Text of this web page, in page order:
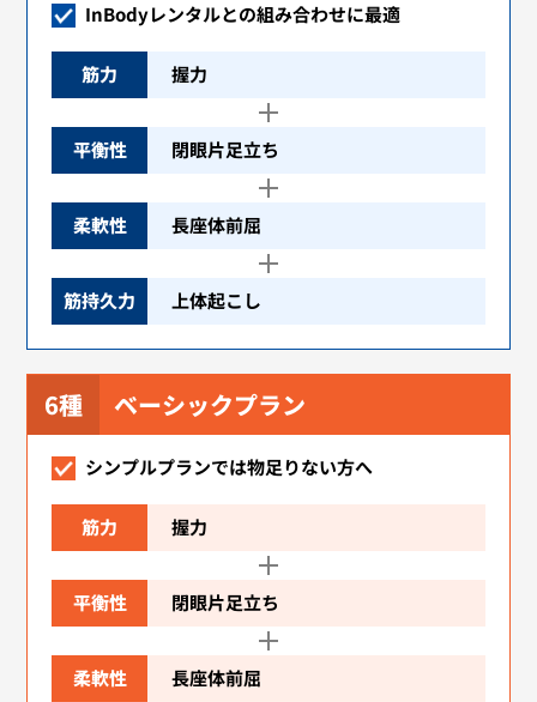
InBodyレンタルとの組み合わせに最適
筋力 握力
平衡性 閉眼片足立ち
柔軟性 長座体前屈
筋持久力 上体起こし
6種 ベーシックプラン
シンプルプランでは物足りない方へ
筋力 握力
平衡性 閉眼片足立ち
柔軟性 長座体前屈